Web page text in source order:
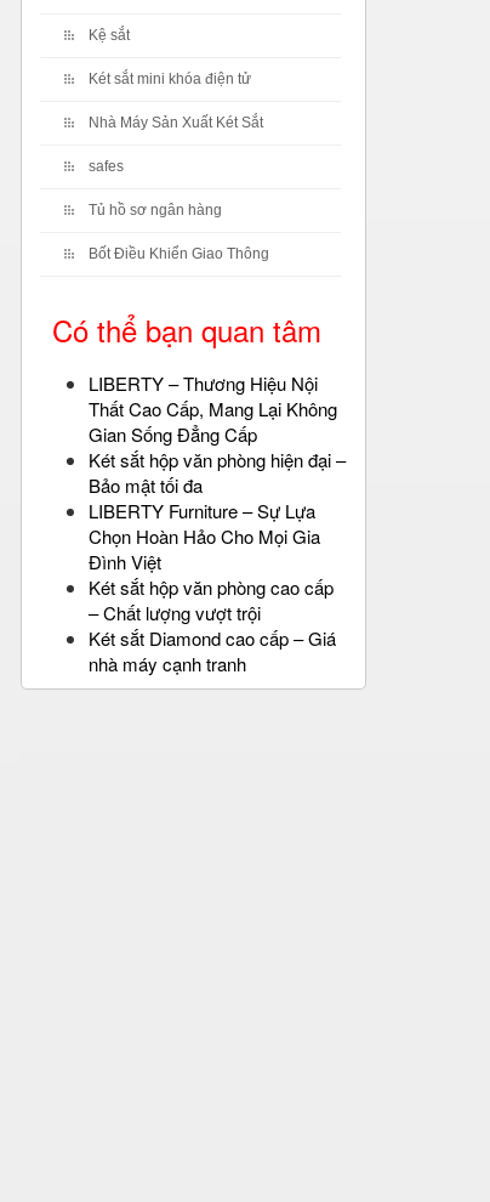
Kệ sắt
Két sắt mini khóa điện tử
Nhà Máy Sản Xuất Két Sắt
safes
Tủ hồ sơ ngân hàng
Bốt Điều Khiển Giao Thông
Có thể bạn quan tâm
LIBERTY – Thương Hiệu Nội
Thất Cao Cấp, Mang Lại Không
Gian Sống Đẳng Cấp
Két sắt hộp văn phòng hiện đại –
Bảo mật tối đa
LIBERTY Furniture – Sự Lựa
Chọn Hoàn Hảo Cho Mọi Gia
Đình Việt
Két sắt hộp văn phòng cao cấp
– Chất lượng vượt trội
Két sắt Diamond cao cấp – Giá
nhà máy cạnh tranh